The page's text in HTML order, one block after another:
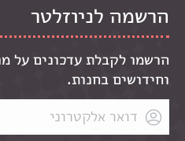
הרשמה לניוזלטר
הרשמו לקבלת עדכונים על
וחידושים בחנות.